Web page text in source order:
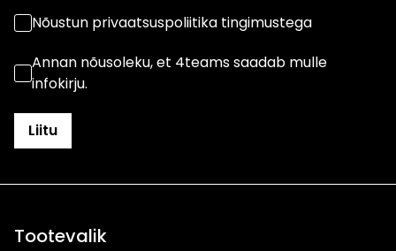
Nõustun privaatsuspoliitika tingimustega
Annan nõusoleku, et 4teams saadab mulle
infokirju.
Tootevalik